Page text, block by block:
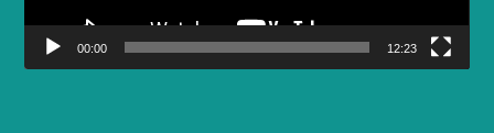
00:00 12:23